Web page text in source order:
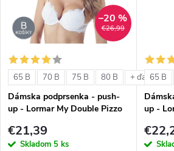
t
o
v
t
o
v
€26,99
–20 %
65 B 70 B 75 B 80 B + ďalšie
Dámska podprsenka - push-
up - Lormar My Double Pizzo
€21,39
Skladom 5 ks
65 B
up -